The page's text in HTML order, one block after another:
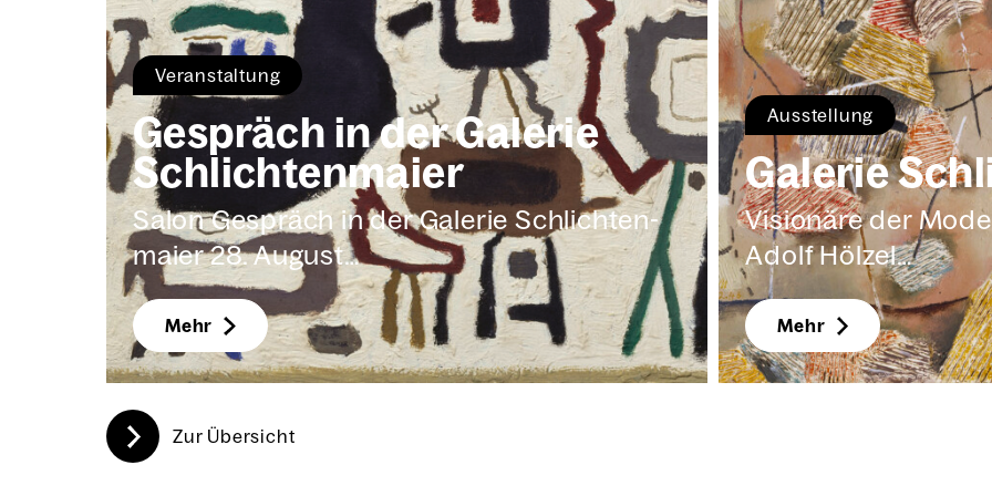
Ver­an­stal­tung
Gespräch in der Gale­rie
Schlich­ten­mai­er
Salon Gespräch in der Gale­rie Schlich­ten­
mai­er 28. August…
Mehr
Aus­stel­lung
Gale­rie
Visio­nä­re der
Adolf Höl­zel…
Mehr
Zur Über­sicht